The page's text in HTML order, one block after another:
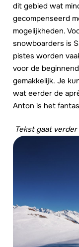
dit gebied wat
gecompenseerd
mogelijkheden.
snowboarders is
pistes worden
voor de
gemakkelijk. Je
wat eerder de
Anton is het
Tekst gaat